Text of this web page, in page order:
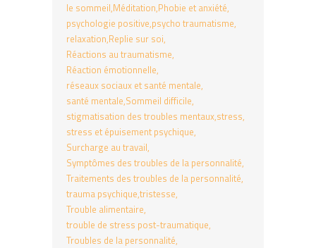
le sommeil Méditation Phobie et anxiété
psychologie positive psycho traumatisme
relaxation Replie sur soi
Réactions au traumatisme
Réaction émotionnelle
réseaux sociaux et santé mentale
santé mentale Sommeil difficile
stigmatisation des troubles mentaux stress
stress et épuisement psychique
Surcharge au travail
Symptômes des troubles de la personnalité
Traitements des troubles de la personnalité
trauma psychique tristesse
Trouble alimentaire
trouble de stress post-traumatique
Troubles de la personnalité